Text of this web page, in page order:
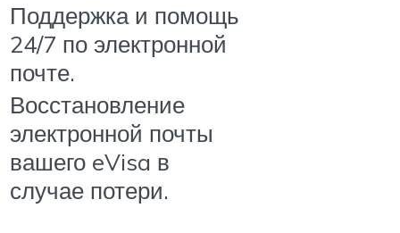
Поддержка и помощь
24/7 по электронной
почте.
Восстановление
электронной почты
вашего eVisa в
случае потери.